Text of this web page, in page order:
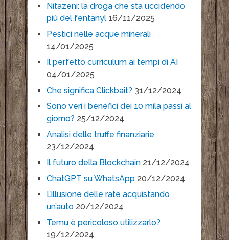
Nitazeni: la droga che sta uccidendo
più del fentanyl 16/11/2025
Pestici nelle acque minerali
14/01/2025
Il perfetto curriculum ai tempi di AI
04/01/2025
Che significa Clickbait? 31/12/2024
Sono veri i benefici dei 10 mila passi al
giorno? 25/12/2024
Analisi delle truffe finanziarie
23/12/2024
Il futuro della Blockchain 21/12/2024
ChatGPT su WhatsApp 20/12/2024
L’illusione delle rate acquistando
un’auto 20/12/2024
Temu è pericoloso utilizzarlo?
19/12/2024